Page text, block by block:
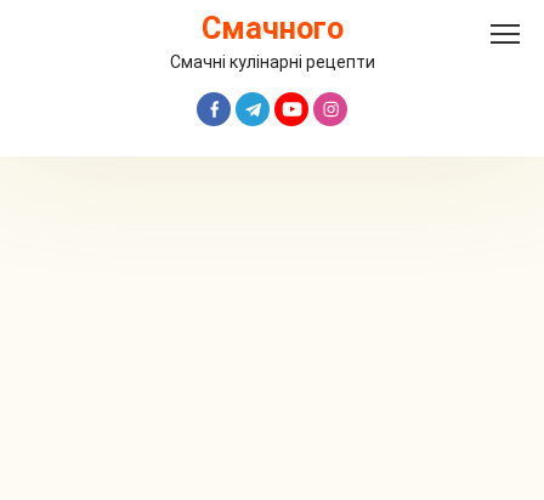
Смачного
Смачні кулінарні рецепти